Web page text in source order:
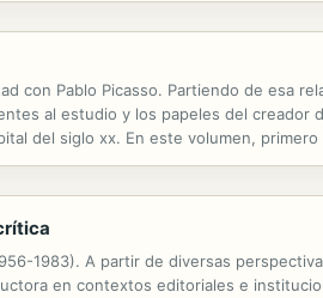
con Pablo Picasso. Partiendo de esa
al estudio y los papeles del creador
del siglo xx. En este volumen,
estudia la juventud de Picasso: su...
1983). A partir de diversas
en contextos editoriales e